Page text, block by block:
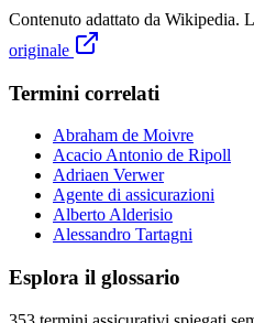
Contenuto adattato da Wikipedia.
originale
Termini correlati
Abraham de Moivre
Acacio Antonio de Ripoll
Adriaen Verwer
Agente di assicurazioni
Alberto Alderisio
Alessandro Tartagni
Esplora il glossario